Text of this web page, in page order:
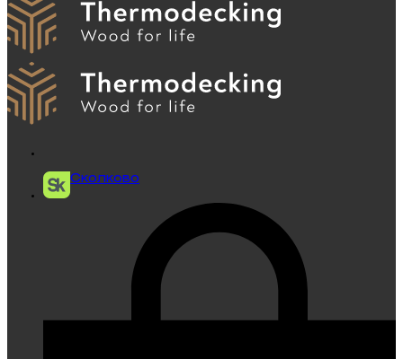
Сколково